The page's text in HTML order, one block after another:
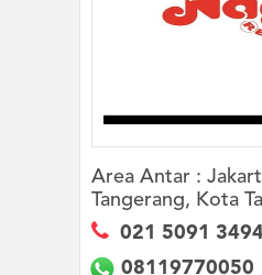
Area Antar :
Tangerang, Kota
021 5091
08119770050